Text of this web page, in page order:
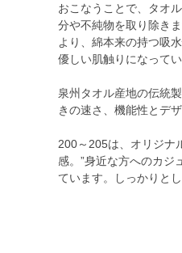
おこなうことで、タオ
分や不純物を取り除き
より、綿本来の持つ吸
優しい肌触りになってい
泉州タオル産地の伝統
きの速さ、機能性とデ
200～205は、オリジナ
感。”身近な方へのカジ
ています。しっかりと